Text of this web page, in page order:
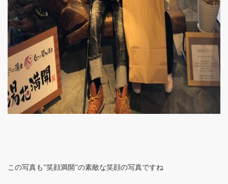
この写真も”笑顔満開”の素敵な笑顔の写真ですね